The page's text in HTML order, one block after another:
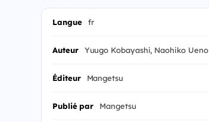
Langue fr
Auteur Yuugo Kobayashi, Naohiko Ueno
Éditeur Mangetsu
Publié par Mangetsu